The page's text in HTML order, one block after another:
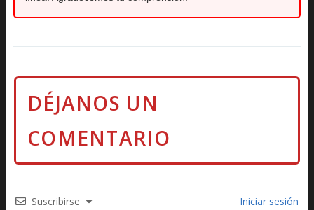
Suscribirse Iniciar sesión